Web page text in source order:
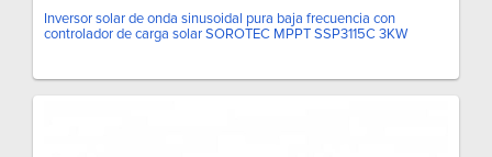
Inversor solar de onda sinusoidal pura baja frecuencia con
controlador de carga solar SOROTEC MPPT SSP3115C 3KW